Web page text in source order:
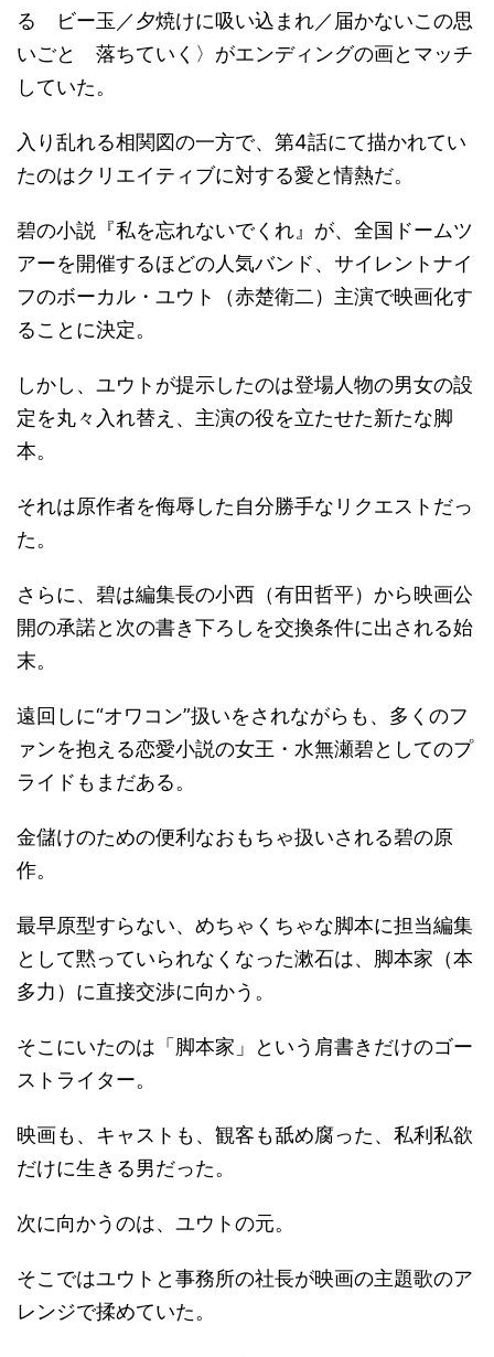
る ビー玉／夕焼けに吸い込まれ／届かないこの思
いごと 落ちていく〉がエンディングの画とマッチ
していた。
入り乱れる相関図の一方で、第4話にて描かれてい
たのはクリエイティブに対する愛と情熱だ。
碧の小説『私を忘れないでくれ』が、全国ドームツ
アーを開催するほどの人気バンド、サイレントナイ
フのボーカル・ユウト（赤楚衛二）主演で映画化す
ることに決定。
しかし、ユウトが提示したのは登場人物の男女の設
定を丸々入れ替え、主演の役を立たせた新たな脚
本。
それは原作者を侮辱した自分勝手なリクエストだっ
た。
さらに、碧は編集長の小西（有田哲平）から映画公
開の承諾と次の書き下ろしを交換条件に出される始
末。
遠回しに“オワコン”扱いをされながらも、多くのフ
ァンを抱える恋愛小説の女王・水無瀬碧としてのプ
ライドもまだある。
金儲けのための便利なおもちゃ扱いされる碧の原
作。
最早原型すらない、めちゃくちゃな脚本に担当編集
として黙っていられなくなった漱石は、脚本家（本
多力）に直接交渉に向かう。
そこにいたのは「脚本家」という肩書きだけのゴー
ストライター。
映画も、キャストも、観客も舐め腐った、私利私欲
だけに生きる男だった。
次に向かうのは、ユウトの元。
そこではユウトと事務所の社長が映画の主題歌のア
レンジで揉めていた。